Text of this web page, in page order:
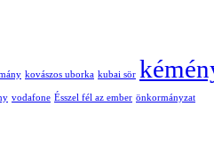
kovászos uborka kubai sör
vodafone Ésszel fél az ember önkormányzat